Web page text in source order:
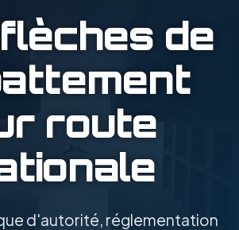
de
route
d'autorité, réglementation